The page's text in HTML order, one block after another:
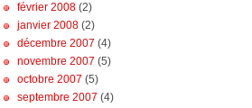
février 2008 (2)
janvier 2008 (2)
décembre 2007 (4)
novembre 2007 (5)
octobre 2007 (5)
septembre 2007 (4)